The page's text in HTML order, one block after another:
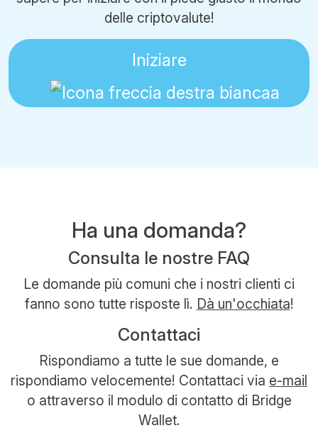
delle criptovalute!
Iniziare
Ha una domanda?
Consulta le nostre FAQ
Le domande più comuni che i nostri clienti ci
fanno sono tutte risposte lì. Dà un'occhiata!
Contattaci
Rispondiamo a tutte le sue domande, e
rispondiamo velocemente! Contattaci via e-mail
o attraverso il modulo di contatto di Bridge
Wallet.